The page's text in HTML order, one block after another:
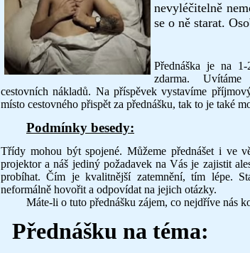
nevyléčitelně
se o ně starat.
Přednáška je na
zdarma.
cestovních nákladů. Na příspěvek vystavíme
místo cestovného přispět za přednášku, tak to je také
Podmínky besedy:
Třídy mohou být spojené. Můžeme přednášet i ve
projektor a náš jediný požadavek na Vás je zajistit
probíhat. Čím je kvalitnější zatemnění, tím lépe.
neformálně hovořit a odpovídat na jejich otázky.
Máte-li o tuto přednášku zájem, co nejdříve nás
Přednášku na téma: